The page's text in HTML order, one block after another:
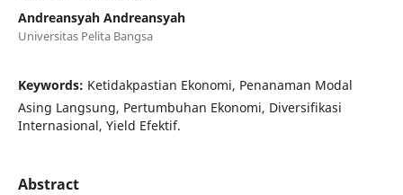
Andreansyah Andreansyah
Universitas Pelita Bangsa
Keywords: Ketidakpastian Ekonomi, Penanaman Modal
Asing Langsung, Pertumbuhan Ekonomi, Diversifikasi
Internasional, Yield Efektif.
Abstract